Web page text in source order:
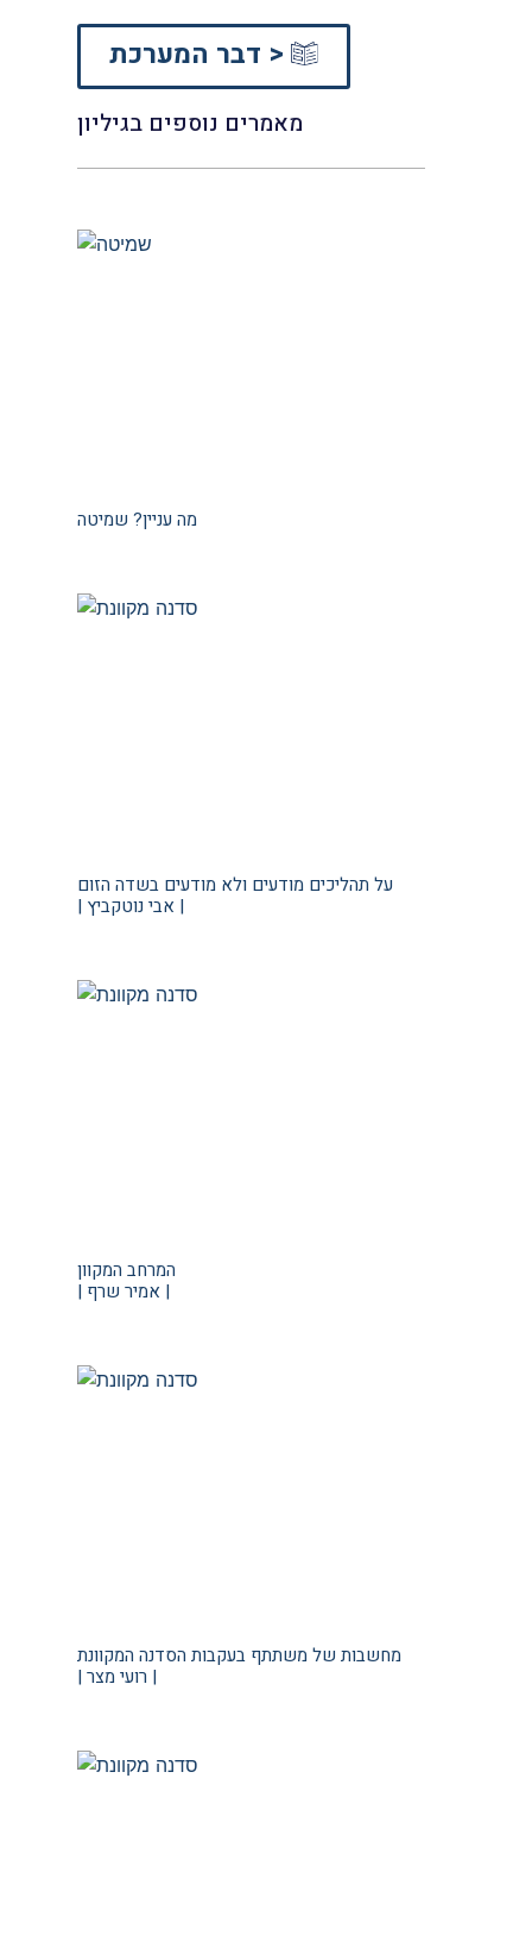
דבר המערכת >
מאמרים נוספים בגיליון
מה עניין? שמיטה
על תהליכים מודעים ולא מודעים בשדה הזום
| אבי נוטקביץ |
המרחב המקוון
| אמיר שרף |
מחשבות של משתתף בעקבות הסדנה המקוונת
| רועי מצר |